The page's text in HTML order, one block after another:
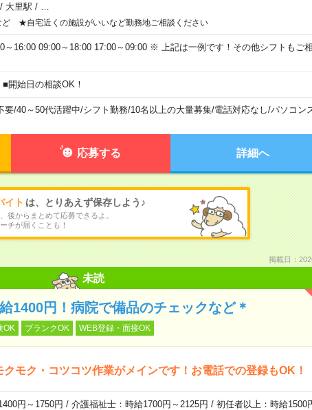
/ 大里駅 /
ど ★自宅近くの施設がいいなど勤務地ご相談ください
～16:00 09:00～18:00 17:00～09:00 ※ 上記は一例です！その他シフトもご
始日の相談OK！
要/40～50代活躍中/シフト勤務/10名以上の大量募集/電話対応なし/パソコン
応募する 詳細へ
イト は、とりあえず保存しよう♪
後からまとめて応募できるよ。
チが届くことも！
掲載日：
未読
1400円！病院で備品のチェックなど＊
OK ブランクOK WEB登録・面接OK
モク・コツコツ作業がメインです！お電話での登録もOK！
円～1750円 / 介護福祉士：時給1700円～2125円 / 初任者以上：時給1500